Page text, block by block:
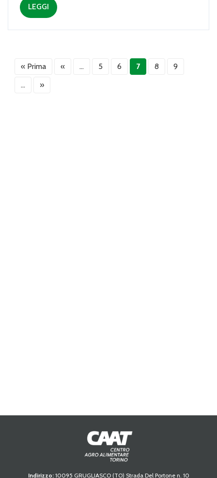
LEGGI
« Prima « ... 5 6 7 8
9
...
»
Indirizzo:10095 GRUGLIASCO (TO) Strada Del Portone n. 10